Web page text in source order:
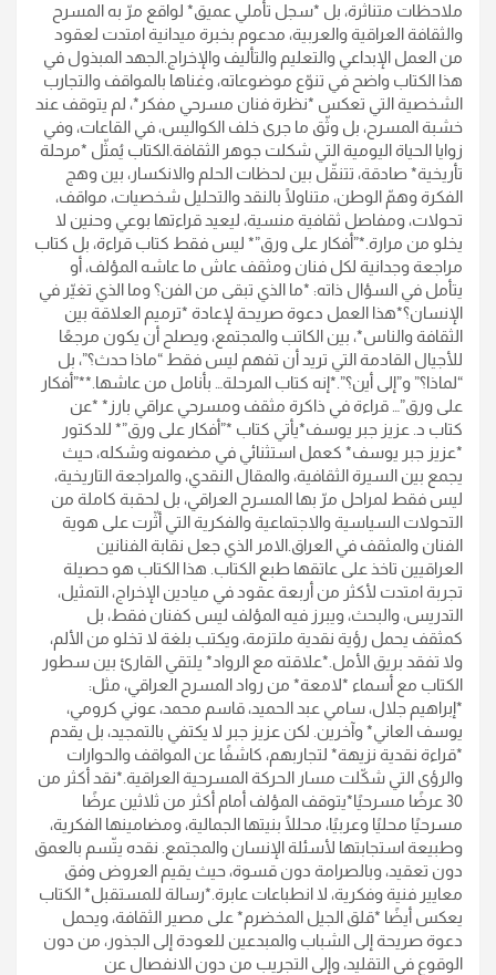
ملاحظات متناثرة، بل *سجل تأملي عميق* لواقع مرّ به المسرح
والثقافة العراقية والعربية، مدعوم بخبرة ميدانية امتدت لعقود
من العمل الإبداعي والتعليم والتأليف والإخراج.الجهد المبذول في
هذا الكتاب واضح في تنوّع موضوعاته، وغناها بالمواقف والتجارب
الشخصية التي تعكس *نظرة فنان مسرحي مفكر*، لم يتوقف عند
خشبة المسرح، بل وثّق ما جرى خلف الكواليس، في القاعات، وفي
زوايا الحياة اليومية التي شكلت جوهر الثقافة.الكتاب يُمثّل *مرحلة
تأريخية* صادقة، تتنقّل بين لحظات الحلم والانكسار، بين وهج
الفكرة وهمّ الوطن، متناولًا بالنقد والتحليل شخصيات، مواقف،
تحولات، ومفاصل ثقافية منسية، ليعيد قراءتها بوعي وحنين لا
يخلو من مرارة.*”أفكار على ورق”* ليس فقط كتاب قراءة، بل كتاب
مراجعة وجدانية لكل فنان ومثقف عاش ما عاشه المؤلف، أو
يتأمل في السؤال ذاته: *ما الذي تبقى من الفن؟ وما الذي تغيّر في
الإنسان؟*هذا العمل دعوة صريحة لإعادة *ترميم العلاقة بين
الثقافة والناس*، بين الكاتب والمجتمع، ويصلح أن يكون مرجعًا
للأجيال القادمة التي تريد أن تفهم ليس فقط “ماذا حدث؟”، بل
“لماذا؟” و”إلى أين؟”.*إنه كتاب المرحلة… بأنامل من عاشها.**”أفكار
على ورق”… قراءة في ذاكرة مثقف ومسرحي عراقي بارز* *عن
كتاب د. عزيز جبر يوسف*يأتي كتاب *”أفكار على ورق”* للدكتور
*عزيز جبر يوسف* كعمل استثنائي في مضمونه وشكله، حيث
يجمع بين السيرة الثقافية، والمقال النقدي، والمراجعة التاريخية،
ليس فقط لمراحل مرّ بها المسرح العراقي، بل لحقبة كاملة من
التحولات السياسية والاجتماعية والفكرية التي أثّرت على هوية
الفنان والمثقف في العراق.الامر الذي جعل نقابة الفنانين
العراقيين تاخذ على عاتقها طبع الكتاب. هذا الكتاب هو حصيلة
تجربة امتدت لأكثر من أربعة عقود في ميادين الإخراج، التمثيل،
التدريس، والبحث، ويبرز فيه المؤلف ليس كفنان فقط، بل
كمثقف يحمل رؤية نقدية ملتزمة، ويكتب بلغة لا تخلو من الألم،
ولا تفقد بريق الأمل.*علاقته مع الرواد* يلتقي القارئ بين سطور
الكتاب مع أسماء *لامعة* من رواد المسرح العراقي، مثل:
*إبراهيم جلال، سامي عبد الحميد، قاسم محمد، عوني كرومي،
يوسف العاني* وآخرين. لكن عزيز جبر لا يكتفي بالتمجيد، بل يقدم
*قراءة نقدية نزيهة* لتجاربهم، كاشفًا عن المواقف والحوارات
والرؤى التي شكّلت مسار الحركة المسرحية العراقية.*نقد أكثر من
30 عرضًا مسرحيًا*يتوقف المؤلف أمام أكثر من ثلاثين عرضًا
مسرحيًا محليًا وعربيًا، محللًا بنيتها الجمالية، ومضامينها الفكرية،
وطبيعة استجابتها لأسئلة الإنسان والمجتمع. نقده يتّسم بالعمق
دون تعقيد، وبالصرامة دون قسوة، حيث يقيم العروض وفق
معايير فنية وفكرية، لا انطباعات عابرة.*رسالة للمستقبل* الكتاب
يعكس أيضًا *قلق الجيل المخضرم* على مصير الثقافة، ويحمل
دعوة صريحة إلى الشباب والمبدعين للعودة إلى الجذور، من دون
الوقوع في التقليد، وإلى التجريب من دون الانفصال عن